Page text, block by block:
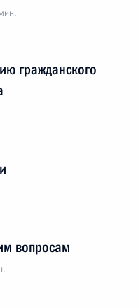
гражданского
вопросам